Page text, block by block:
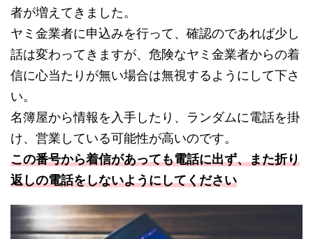
者が増えてきました。
ヤミ金業者に申込みを行って、確認のであれば少し
話は変わってきますが、危険なヤミ金業者からの着
信に心当たりが無い場合は無視するようにして下さ
い。
名簿屋から情報を入手したり、ランダムに電話を掛
け、営業している可能性が高いのです。
この番号から着信があっても電話に出ず、また折り
返しの電話をしないようにしてください